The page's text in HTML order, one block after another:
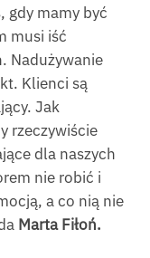
gdy mamy być
musi iść
Nadużywanie
Klienci są
Jak
rzeczywiście
dla naszych
nie robić i
a co nią nie
Marta Fiłoń.